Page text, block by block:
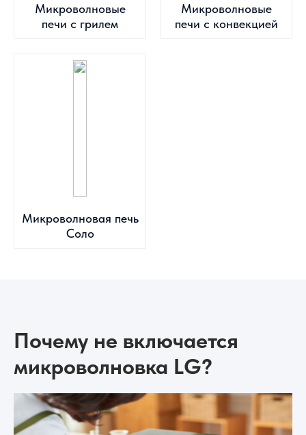
Микроволновые
печи с грилем
Микроволновые
печи с конвекцией
Микроволновая печь
Соло
Почему не включается
микроволновка LG?